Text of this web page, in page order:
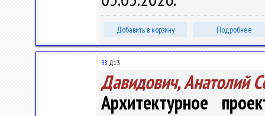
Добавить в корзину Подробнее
38 Д13
Давидович, Анатолий
Архитектурное